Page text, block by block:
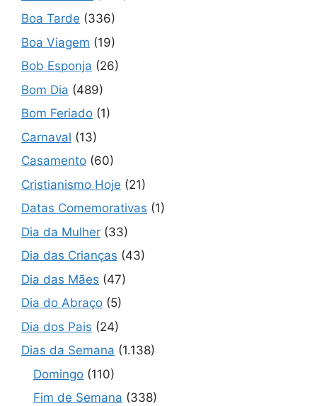
Boa Tarde (336)
Boa Viagem (19)
Bob Esponja (26)
Bom Dia (489)
Bom Feriado (1)
Carnaval (13)
Casamento (60)
Cristianismo Hoje (21)
Datas Comemorativas (1)
Dia da Mulher (33)
Dia das Crianças (43)
Dia das Mães (47)
Dia do Abraço (5)
Dia dos Pais (24)
Dias da Semana (1.138)
Domingo (110)
Fim de Semana (338)